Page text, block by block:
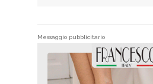
Messaggio pubblicitario